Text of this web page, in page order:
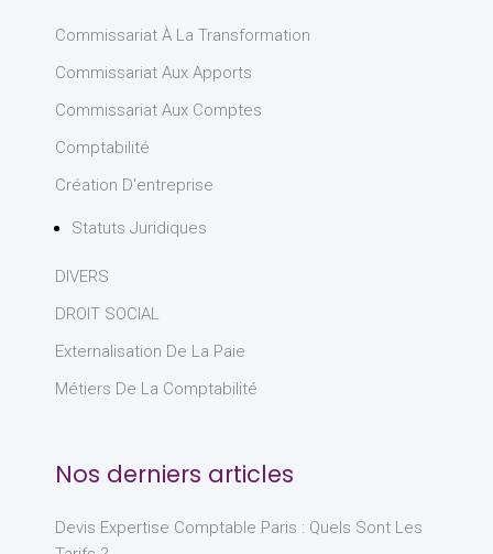
Commissariat À La Transformation
Commissariat Aux Apports
Commissariat Aux Comptes
Comptabilité
Création D'entreprise
Statuts Juridiques
DIVERS
DROIT SOCIAL
Externalisation De La Paie
Métiers De La Comptabilité
Nos derniers articles
Devis Expertise Comptable Paris : Quels Sont Les